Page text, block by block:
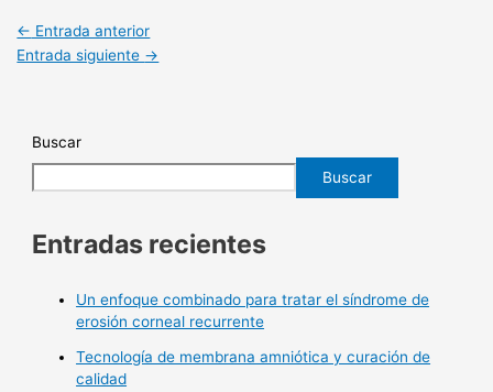
← Entrada anterior
Entrada siguiente →
Buscar
Buscar
Entradas recientes
Un enfoque combinado para tratar el síndrome de
erosión corneal recurrente
Tecnología de membrana amniótica y curación de
calidad